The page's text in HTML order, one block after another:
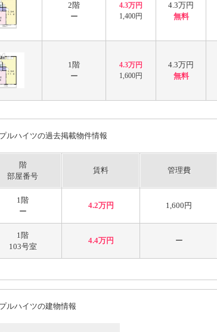
2階
ー
4.3万円
1,400円
4.3万円
無料
1階
ー
4.3万円
1,600円
4.3万円
無料
ルハイツの過去掲載物件情報
階
部屋番号
賃料 管理費
1階
ー
4.2万円 1,600円
1階
103号室
4.4万円 ー
ルハイツの建物情報